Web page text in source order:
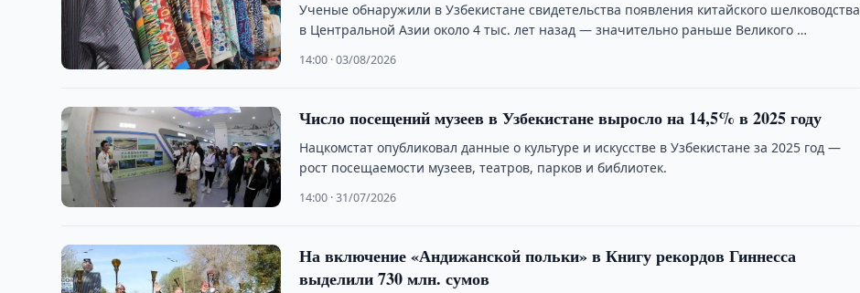
Ученые обнаружили в Узбекистане свидетельства появления китайского шелководства
в Центральной Азии около 4 тыс. лет назад — значительно раньше Великого …
14:00 · 03/08/2026
Число посещений музеев в Узбекистане выросло на 14,5% в 2025 году
Нацкомстат опубликовал данные о культуре и искусстве в Узбекистане за 2025 год —
рост посещаемости музеев, театров, парков и библиотек.
14:00 · 31/07/2026
На включение «Андижанской польки» в Книгу рекордов Гиннесса
выделили 730 млн. сумов